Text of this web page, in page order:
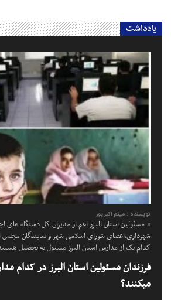
یادداشت
نویسنده : میثم اکبرپور
مسئولین استان البرز اعم از مدیران کل دستگاه های
شهرداری،اعضای شورای اسلامی شهر و نمایندگان مجلس
کدام یک از مدارس استان البرز مشغول به تحصیل
فرزندان مسئولین استان البرز در کدام
میکنند؟